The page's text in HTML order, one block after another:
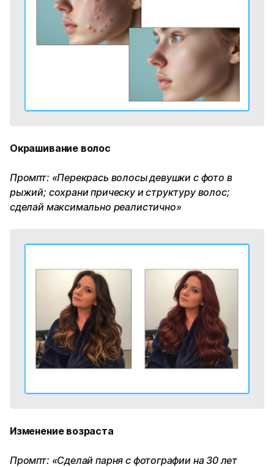
Окрашивание волос
Промпт: «Перекрась волосы девушки с фото в
рыжий; сохрани прическу и структуру волос;
сделай максимально реалистично»
Изменение возраста
Промпт: «Сделай парня с фотографии на 30 лет